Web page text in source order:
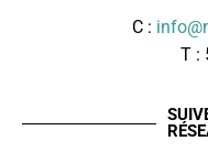
C :
T :